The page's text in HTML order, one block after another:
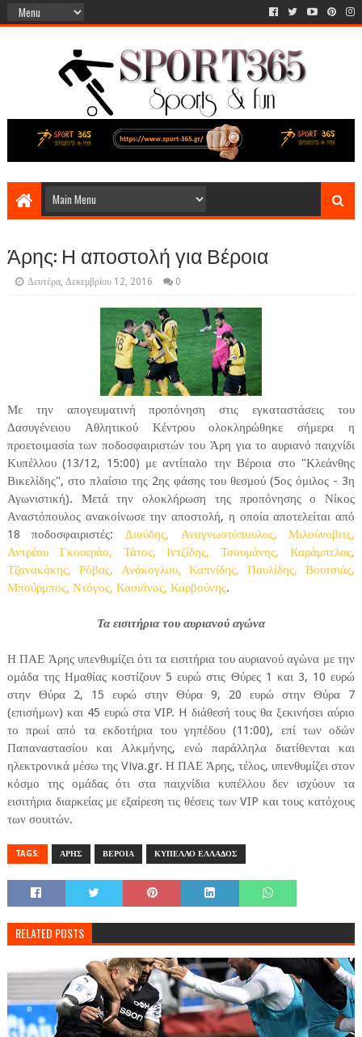
Άρης: Η αποστολή για Βέροια
Δευτέρα, Δεκεμβρίου 12, 2016 0
Με την απογευματινή προπόνηση στις εγκαταστάσεις του
Δασυγένειου Αθλητικού Κέντρου ολοκληρώθηκε σήμερα η
προετοιμασία των ποδοσφαιριστών του Άρη για το αυριανό παιχνίδι
Κυπέλλου (13/12, 15:00) με αντίπαλο την Βέροια στο "Κλεάνθης
Βικελίδης", στο πλαίσιο της 2ης φάσης του θεσμού (5ος όμιλος - 3η
Αγωνιστική). Μετά την ολοκλήρωση της προπόνησης ο Νίκος
Αναστόπουλος ανακοίνωσε την αποστολή, η οποία αποτελείται από
18 ποδοσφαιριστές: Διούδης, Αναγνωστόπουλος, Μιλούνοβιτς,
Αντρέου Γκουεράο, Τάτος, Ιντζίδης, Τσουμάνης, Καράμπελας,
Τζανακάκης, Ρόβας, Ανάκογλου, Καπνίδης, Παυλίδης, Βουτσιάς,
Μπούρμπος, Ντόγος, Κασιάνος, Καρβούνης.
Τα εισιτήρια του αυριανού αγώνα
Η ΠΑΕ Άρης υπενθυμίζει ότι τα εισιτήρια του αυριανού αγώνα με την
ομάδα της Ημαθίας κοστίζουν 5 ευρώ στις Θύρες 1 και 3, 10 ευρώ
στην Θύρα 2, 15 ευρώ στην Θύρα 9, 20 ευρώ στην Θύρα 7
(επισήμων) και 45 ευρώ στα VIP. H διάθεσή τους θα ξεκινήσει αύριο
το πρωί από τα εκδοτήρια του γηπέδου (11:00), επί των οδών
Παπαναστασίου και Αλκμήνης, ενώ παράλληλα διατίθενται και
ηλεκτρονικά μέσω της Viva.gr. Η ΠΑΕ Άρης, τέλος, υπενθυμίζει στον
κόσμο της ομάδας ότι στα παιχνίδια κυπέλλου δεν ισχύουν τα
εισιτήρια διαρκείας με εξαίρεση τις θέσεις των VIP και τους κατόχους
των σουιτών.
TAGS: ΑΡΗΣ ΒΕΡΟΙΑ ΚΥΠΕΛΛΟ ΕΛΛΑΔΟΣ
RELATED POSTS